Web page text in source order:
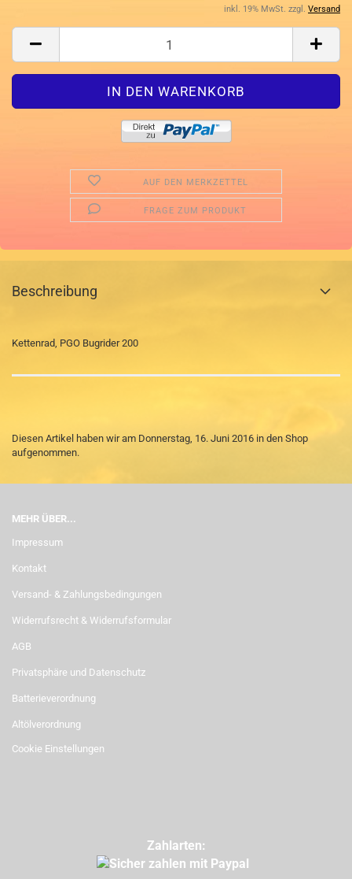
inkl. 19% MwSt. zzgl. Versand
AUF DEN MERKZETTEL
FRAGE ZUM PRODUKT
Beschreibung
Kettenrad, PGO Bugrider 200
Diesen Artikel haben wir am Donnerstag, 16. Juni 2016 in den Shop
aufgenommen.
MEHR ÜBER...
Impressum
Kontakt
Versand- & Zahlungsbedingungen
Widerrufsrecht & Widerrufsformular
AGB
Privatsphäre und Datenschutz
Batterieverordnung
Altölverordnung
Cookie Einstellungen
Zahlarten: